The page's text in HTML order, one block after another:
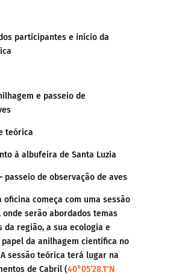
participantes e início da
e passeio de
teórica
à albufeira de Santa Luzia
passeio de observação de aves
começa com uma sessão
onde serão abordados temas
da região, a sua ecologia e
da anilhagem científica no
sessão teórica terá lugar na
de Cabril (40°05’28.1″N